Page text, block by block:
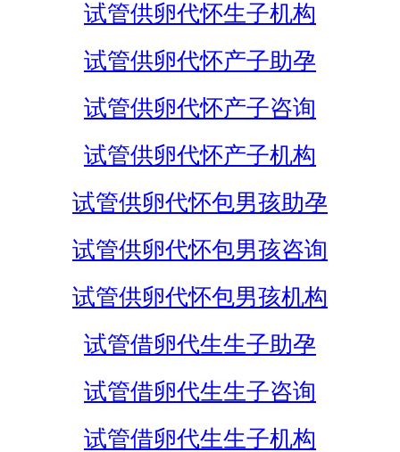
试管供卵代怀生子机构
试管供卵代怀产子助孕
试管供卵代怀产子咨询
试管供卵代怀产子机构
试管供卵代怀包男孩助孕
试管供卵代怀包男孩咨询
试管供卵代怀包男孩机构
试管借卵代生生子助孕
试管借卵代生生子咨询
试管借卵代生生子机构